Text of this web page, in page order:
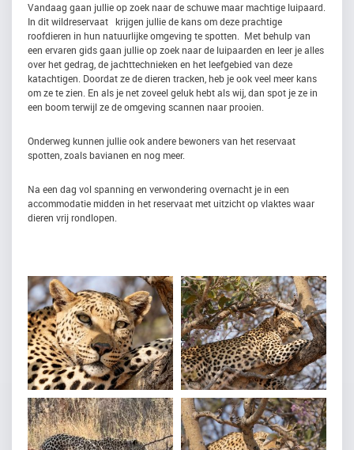
Vandaag gaan jullie op zoek naar de schuwe maar machtige luipaard.
In dit wildreservaat krijgen jullie de kans om deze prachtige
roofdieren in hun natuurlijke omgeving te spotten. Met behulp van
een ervaren gids gaan jullie op zoek naar de luipaarden en leer je alles
over het gedrag, de jachttechnieken en het leefgebied van deze
katachtigen. Doordat ze de dieren tracken, heb je ook veel meer kans
om ze te zien. En als je net zoveel geluk hebt als wij, dan spot je ze in
een boom terwijl ze de omgeving scannen naar prooien.
Onderweg kunnen jullie ook andere bewoners van het reservaat
spotten, zoals bavianen en nog meer.
Na een dag vol spanning en verwondering overnacht je in een
accommodatie midden in het reservaat met uitzicht op vlaktes waar
dieren vrij rondlopen.